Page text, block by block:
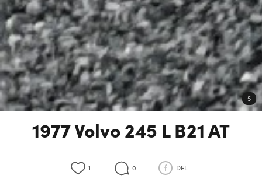
5
1977 Volvo 245 L B21 AT
1 0 DEL